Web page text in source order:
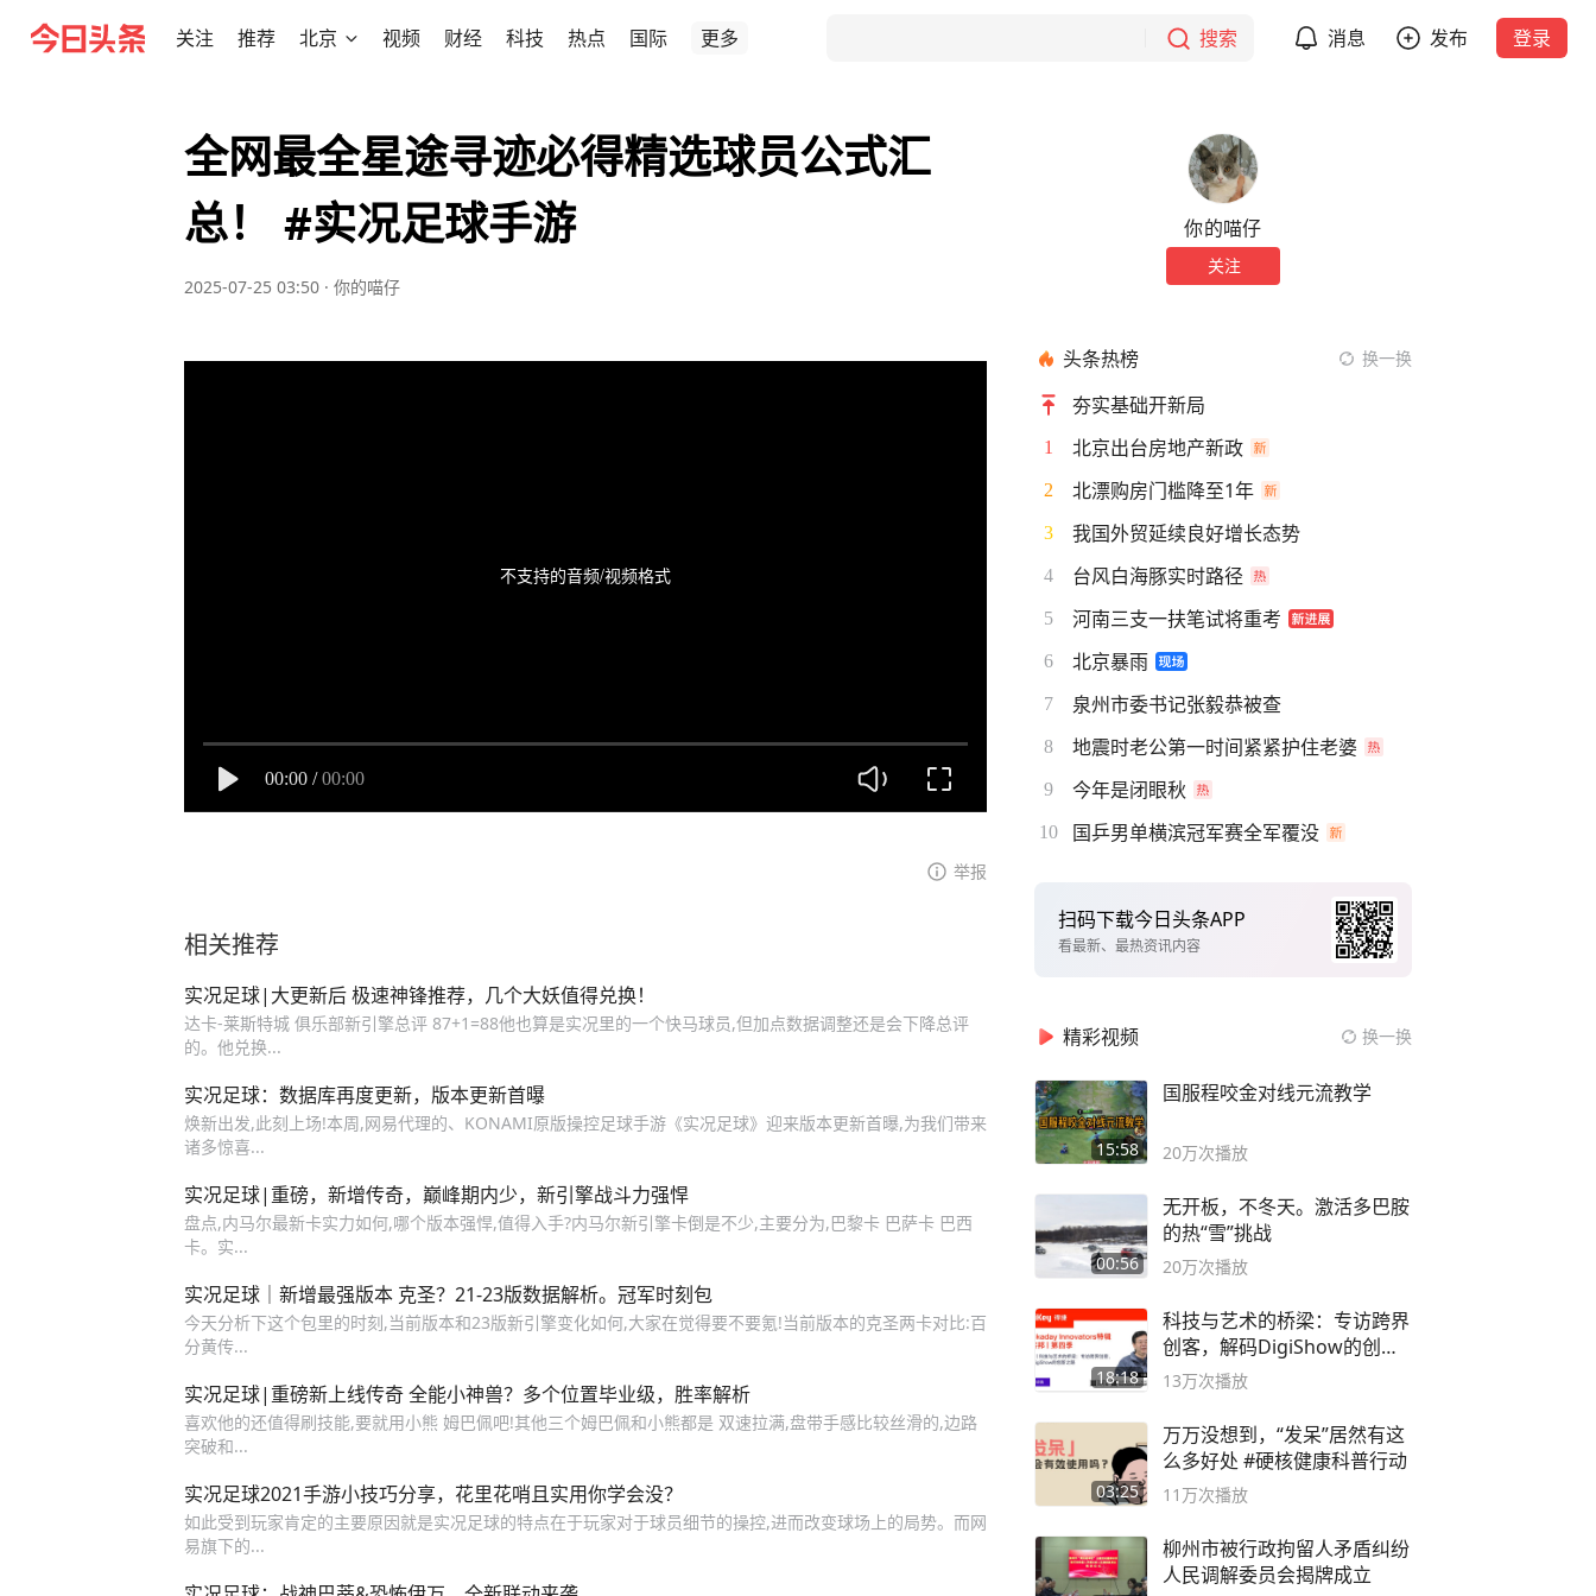
关注 推荐 北京 视频 财经 科技 热点 国际 更多 搜索 消息 发布 登录
全网最全星途寻迹必得精选球员公式汇
总！ #实况足球手游
2025-07-25 03:50 · 你的喵仔
不支持的音频/视频格式
00:00 / 00:00
举报
相关推荐
实况足球|大更新后 极速神锋推荐，几个大妖值得兑换！
达卡-莱斯特城 俱乐部新引擎总评 87+1=88他也算是实况里的一个快马球员,但加点数据调整还是会下降总评
的。他兑换...
实况足球：数据库再度更新，版本更新首曝
焕新出发,此刻上场!本周,网易代理的、KONAMI原版操控足球手游《实况足球》迎来版本更新首曝,为我们带来
诸多惊喜...
实况足球|重磅，新增传奇，巅峰期内少，新引擎战斗力强悍
盘点,内马尔最新卡实力如何,哪个版本强悍,值得入手?内马尔新引擎卡倒是不少,主要分为,巴黎卡 巴萨卡 巴西
卡。实...
实况足球｜新增最强版本 克圣？21-23版数据解析。冠军时刻包
今天分析下这个包里的时刻,当前版本和23版新引擎变化如何,大家在觉得要不要氪!当前版本的克圣两卡对比:百
分黄传...
实况足球|重磅新上线传奇 全能小神兽？多个位置毕业级，胜率解析
喜欢他的还值得刷技能,要就用小熊 姆巴佩吧!其他三个姆巴佩和小熊都是 双速拉满,盘带手感比较丝滑的,边路
突破和...
实况足球2021手游小技巧分享，花里花哨且实用你学会没？
如此受到玩家肯定的主要原因就是实况足球的特点在于玩家对于球员细节的操控,进而改变球场上的局势。而网
易旗下的...
你的喵仔
关注
头条热榜 换一换
夯实基础开新局
1 北京出台房地产新政
2 北漂购房门槛降至1年
3 我国外贸延续良好增长态势
4 台风白海豚实时路径
5 河南三支一扶笔试将重考
6 北京暴雨
7 泉州市委书记张毅恭被查
8 地震时老公第一时间紧紧护住老婆
9 今年是闭眼秋
10 国乒男单横滨冠军赛全军覆没
扫码下载今日头条APP
看最新、最热资讯内容
精彩视频 换一换
15:58
国服程咬金对线元流教学
20万次播放
00:56
无开板，不冬天。激活多巴胺
的热“雪”挑战
20万次播放
18:18
科技与艺术的桥梁：专访跨界
创客，解码DigiShow的创新
之路
13万次播放
03:25
万万没想到，“发呆”居然有这
么多好处 #硬核健康科普行动
11万次播放
柳州市被行政拘留人矛盾纠纷
人民调解委员会揭牌成立